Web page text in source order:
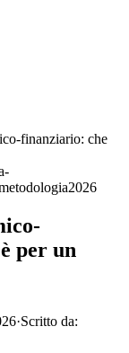
finanziario: che
2026
per un
·Scritto da: